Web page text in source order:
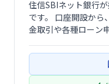
住信SBIネット銀行
です。 口座開設か
金取引や各種ローン